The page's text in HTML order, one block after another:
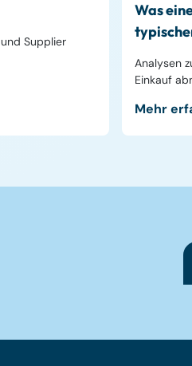
Supplier
Was
Analysen
Einkauf
Mehr